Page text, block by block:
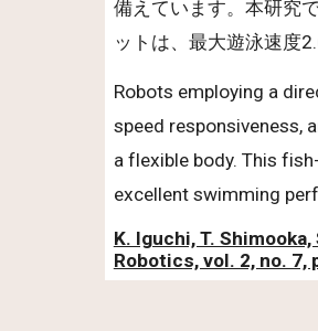
備えています。本研究
ットは、最大遊泳速度
Robots employing a
speed responsiveness,
a flexible body. This
excellent swimming
K. Iguchi, T.
Robotics, vol. 2, no. 7,